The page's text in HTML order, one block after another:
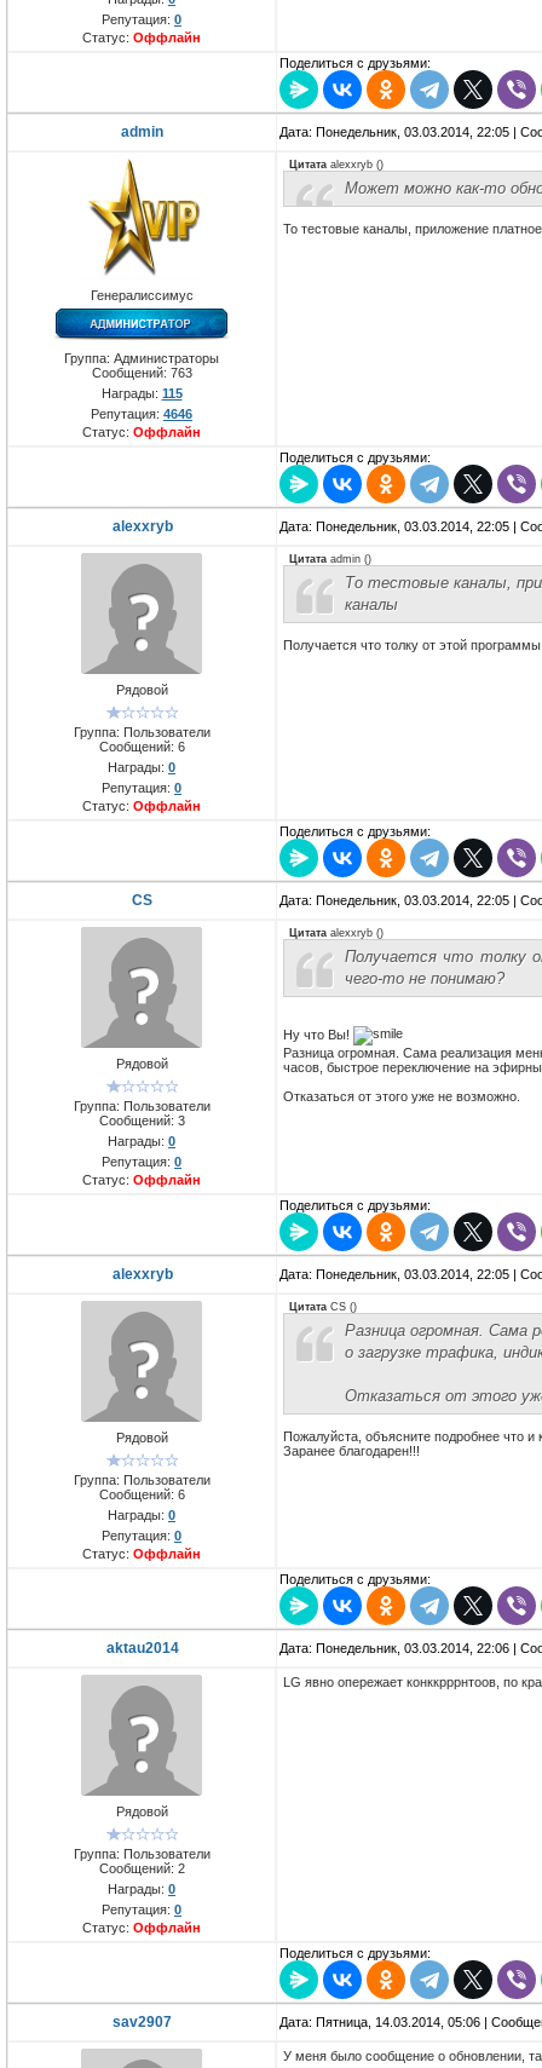
Репутация: 0
Статус: Оффлайн
Поделиться с друзьями:
admin Дата: Понедельник, 03.03.2014, 22:05 |
Генералиссимус
Группа: Администраторы
Сообщений: 763
Награды: 115
Репутация: 4646
Статус: Оффлайн
Цитата alexxryb ()
Может можно как-то
То тестовые каналы, приложение
Поделиться с друзьями:
alexxryb Дата: Понедельник, 03.03.2014, 22:05 |
Рядовой
Группа: Пользователи
Сообщений: 6
Награды: 0
Репутация: 0
Статус: Оффлайн
Цитата admin ()
То тестовые каналы,
каналы
Получается что толку от этой
Поделиться с друзьями:
CS Дата: Понедельник, 03.03.2014, 22:05 |
Рядовой
Группа: Пользователи
Сообщений: 3
Награды: 0
Репутация: 0
Статус: Оффлайн
Цитата alexxryb ()
Получается что толку
чего-то не понимаю?
Ну что Вы!
Разница огромная. Сама реализация
часов, быстрое переключение на
Отказаться от этого уже не возможно.
Поделиться с друзьями:
alexxryb Дата: Понедельник, 03.03.2014, 22:05 |
Рядовой
Группа: Пользователи
Сообщений: 6
Награды: 0
Репутация: 0
Статус: Оффлайн
Цитата CS ()
Разница огромная. Сама
о загрузке трафика,
Отказаться от этого
Пожалуйста, объясните подробнее что
Заранее благодарен!!!
Поделиться с друзьями:
aktau2014 Дата: Понедельник, 03.03.2014, 22:06 |
Рядовой
Группа: Пользователи
Сообщений: 2
Награды: 0
Репутация: 0
Статус: Оффлайн
LG явно опережает конккрррнтоов, по
Поделиться с друзьями:
sav2907 Дата: Пятница, 14.03.2014, 05:06 |
У меня было сообщение о обновлении,